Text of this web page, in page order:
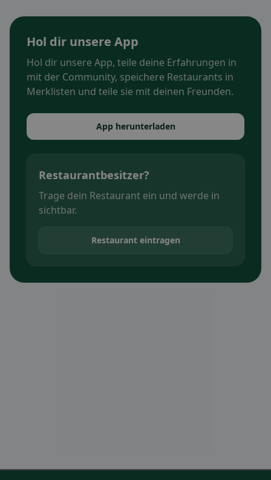
Hol dir unsere App
Hol dir unsere App, teile deine Erfahrungen in
mit der Community, speichere Restaurants in
Merklisten und teile sie mit deinen Freunden.
App herunterladen
Restaurantbesitzer?
Trage dein Restaurant ein und werde in
sichtbar.
Restaurant eintragen